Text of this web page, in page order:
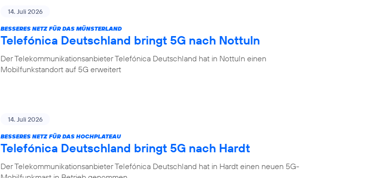
14. Juli 2026
BESSERES NETZ FÜR DAS MÜNSTERLAND
Telefónica Deutschland bringt 5G nach Nottuln
Der Telekommunikationsanbieter Telefónica Deutschland hat in Nottuln einen
Mobilfunkstandort auf 5G erweitert
14. Juli 2026
BESSERES NETZ FÜR DAS HOCHPLATEAU
Telefónica Deutschland bringt 5G nach Hardt
Der Telekommunikationsanbieter Telefónica Deutschland hat in Hardt einen neuen 5G-